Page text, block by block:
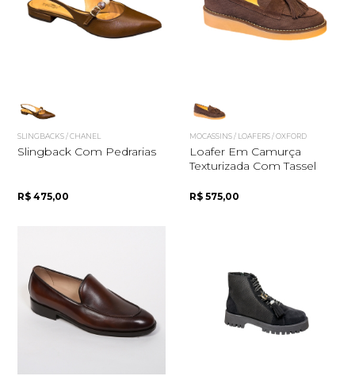
Quero me cadastrar
SLINGBACKS / CHANEL
Slingback Com Pedrarias
R$ 475,00
MOCASSINS / LOAFERS / OXFORD
Loafer Em Camurça
Texturizada Com Tassel
R$ 575,00